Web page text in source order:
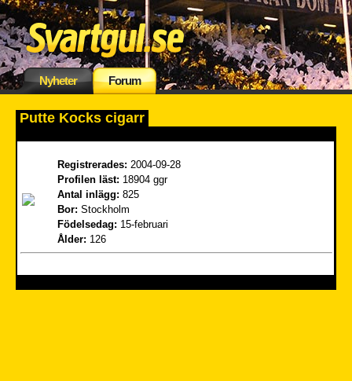
Nyheter Forum
Putte Kocks cigarr
Registrerades: 2004-09-28
Profilen läst: 18904 ggr
Antal inlägg: 825
Bor: Stockholm
Födelsedag: 15-februari
Ålder: 126